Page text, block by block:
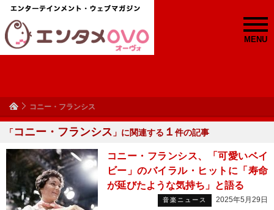
MENU
コニー・フランシス
「コニー・フランシス 」に関連する １ 件の記事
コニー・フランシス、「可愛いベイ
ビー」のバイラル・ヒットに「寿命
が延びたような気持ち」と語る
音楽ニュース 2025年5月29日